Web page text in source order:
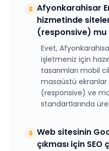
S Afyonkarahisar
hizmetinde
(responsive) mu
Evet,
işletmeniz için
tasarımları mobil
masaüstü ekranlar
(responsive) ve
standartlarında
S Web sitesinin
çıkması için SEO